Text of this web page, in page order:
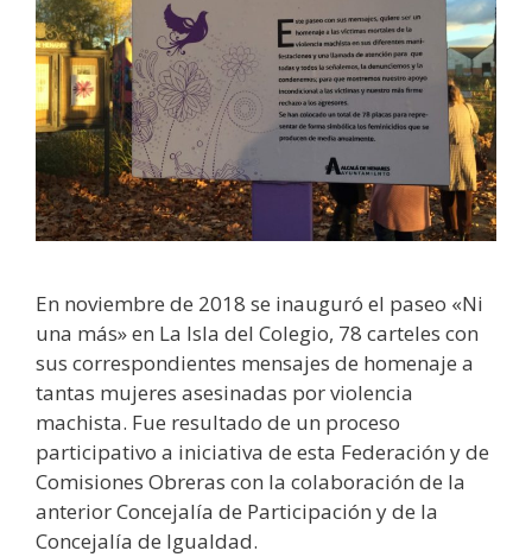
En noviembre de 2018 se inauguró el paseo «Ni
una más» en La Isla del Colegio, 78 carteles con
sus correspondientes mensajes de homenaje a
tantas mujeres asesinadas por violencia
machista. Fue resultado de un proceso
participativo a iniciativa de esta Federación y de
Comisiones Obreras con la colaboración de la
anterior Concejalía de Participación y de la
Concejalía de Igualdad.